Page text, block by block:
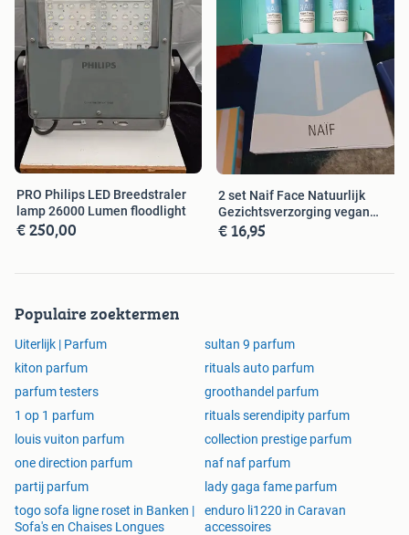
PRO Philips LED Breedstraler
lamp 26000 Lumen floodlight
€ 250,00
2 set Naif Face Natuurlijk
Gezichtsverzorging vegan
skincare
€ 16,95
Populaire zoektermen
Uiterlijk | Parfum
sultan 9 parfum
kiton parfum
rituals auto parfum
parfum testers
groothandel parfum
1 op 1 parfum
rituals serendipity parfum
louis vuiton parfum
collection prestige parfum
one direction parfum
naf naf parfum
partij parfum
lady gaga fame parfum
togo sofa ligne roset in Banken |
Sofa's en Chaises Longues
enduro li1220 in Caravan
accessoires